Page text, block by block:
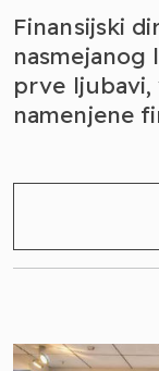
Finansijski
nasmejanog
prve ljubavi,
namenjene